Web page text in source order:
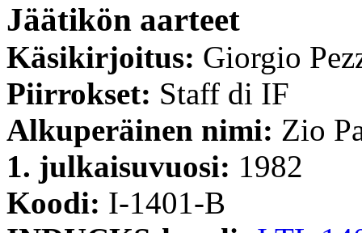
Jäätikön aarteet
Käsikirjoitus: Giorgio
Piirrokset: Staff di IF
Alkuperäinen nimi: Zio
1. julkaisuvuosi: 1982
Koodi: I-1401-B